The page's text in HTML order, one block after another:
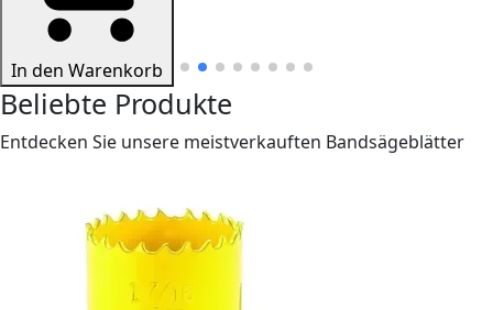
In den Warenkorb
Beliebte Produkte
Entdecken Sie unsere meistverkauften Bandsägeblätter